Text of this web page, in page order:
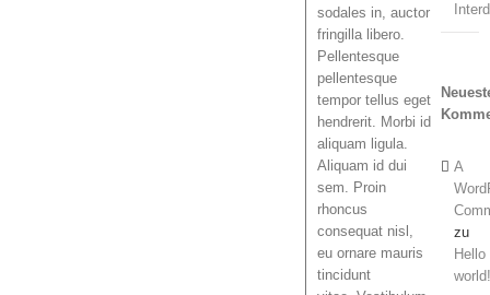
sodales in, auctor
fringilla libero.
Pellentesque
pellentesque
tempor tellus eget
hendrerit. Morbi id
aliquam ligula.
Aliquam id dui
sem. Proin
rhoncus
consequat nisl,
eu ornare mauris
tincidunt
A
zu
Hello